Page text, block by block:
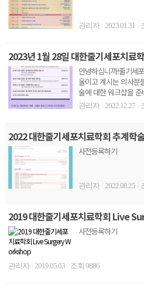
관리자 2023.01.31
2023년 1월 28일 대한줄기세포치료
안녕하십니까!줄기세
울이고 계시는 의사분
술에 대한 워크샵을
취한 S..
관리자 2022.12.27
2022 대한줄기세포치료학회 추계학
사전등록하기
관리자 2022.08.25
2019 대한줄기세포치료학회 Live
사전등록하기
관리자 2019.05.03 조회 9886